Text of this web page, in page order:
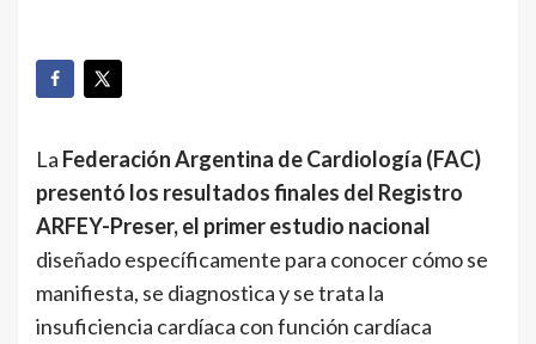
La Federación Argentina de Cardiología (FAC)
presentó los resultados finales del Registro
ARFEY-Preser, el primer estudio nacional
diseñado específicamente para conocer cómo se
manifiesta, se diagnostica y se trata la
insuficiencia cardíaca con función cardíaca